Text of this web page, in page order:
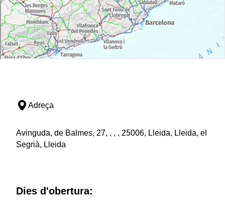
Adreça
Avinguda, de Balmes, 27, , , , 25006, Lleida, Lleida, el
Segrià, Lleida
Dies d'obertura: